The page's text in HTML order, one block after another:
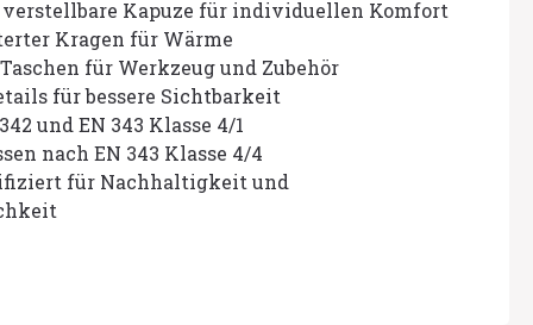
verstellbare Kapuze für individuellen Komfort
Kragen für Wärme
für Werkzeug und Zubehör
für bessere Sichtbarkeit
und EN 343 Klasse 4/1
nach EN 343 Klasse 4/4
für Nachhaltigkeit und